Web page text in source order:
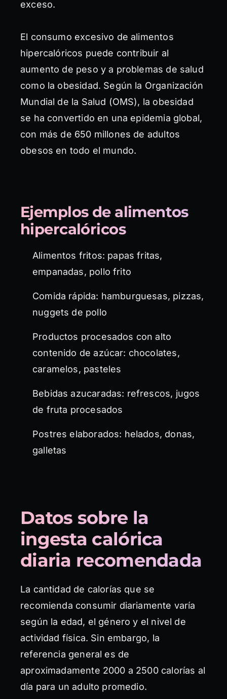
exceso.
El consumo excesivo de alimentos
hipercalóricos puede contribuir al
aumento de peso y a problemas de salud
como la obesidad. Según la Organización
Mundial de la Salud (OMS), la obesidad
se ha convertido en una epidemia global,
con más de 650 millones de adultos
obesos en todo el mundo.
Ejemplos de alimentos
hipercalóricos
Alimentos fritos: papas fritas,
empanadas, pollo frito
Comida rápida: hamburguesas, pizzas,
nuggets de pollo
Productos procesados con alto
contenido de azúcar: chocolates,
caramelos, pasteles
Bebidas azucaradas: refrescos, jugos
de fruta procesados
Postres elaborados: helados, donas,
galletas
Datos sobre la
ingesta calórica
diaria recomendada
La cantidad de calorías que se
recomienda consumir diariamente varía
según la edad, el género y el nivel de
actividad física. Sin embargo, la
referencia general es de
aproximadamente 2000 a 2500 calorías al
día para un adulto promedio.